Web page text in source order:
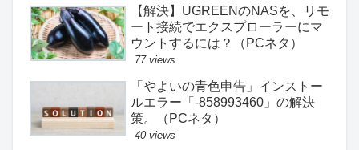
【解決】UGREENのNASを、リモ
ート接続でエクスプローラーにマ
ウントするには？（PCネタ）
77 views
「やよいの青色申告」インストー
ルエラー「-858993460」の解決
策。（PCネタ）
40 views